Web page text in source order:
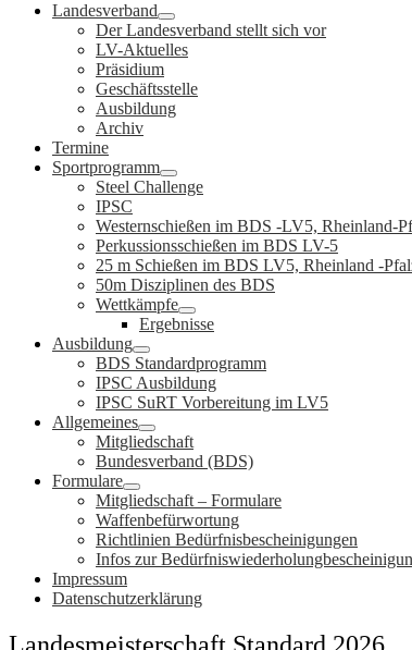
Landesverband
Der Landesverband stellt sich vor
LV-Aktuelles
Präsidium
Geschäftsstelle
Ausbildung
Archiv
Termine
Sportprogramm
Steel Challenge
IPSC
Westernschießen im BDS -LV5, Rheinland-
Perkussionsschießen im BDS LV-5
25 m Schießen im BDS LV5, Rheinland -
50m Disziplinen des BDS
Wettkämpfe
Ergebnisse
Ausbildung
BDS Standardprogramm
IPSC Ausbildung
IPSC SuRT Vorbereitung im LV5
Allgemeines
Mitgliedschaft
Bundesverband (BDS)
Formulare
Mitgliedschaft – Formulare
Waffenbefürwortung
Richtlinien Bedürfnisbescheinigungen
Infos zur
Impressum
Datenschutzerklärung